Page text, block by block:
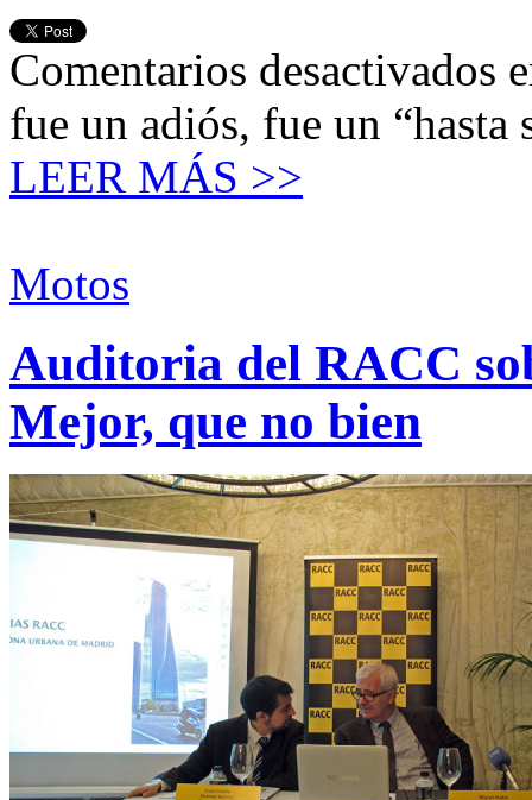
Comentarios desactivados
fue un adiós, fue un “hasta
LEER MÁS >>
Motos
Auditoria del RACC
Mejor, que no bien